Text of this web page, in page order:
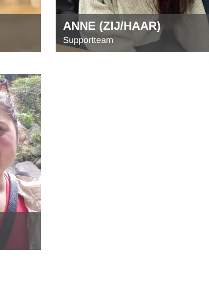
ANNE (ZIJ/HAAR)
Supportteam